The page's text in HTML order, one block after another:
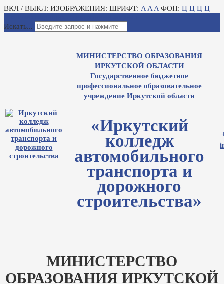
ВКЛ / ВЫКЛ: ИЗОБРАЖЕНИЯ: ШРИФТ: A A A ФОН: Ц Ц Ц Ц
Искать...
МИНИСТЕРСТВО ОБРАЗОВАНИЯ
ИРКУТСКОЙ ОБЛАСТИ
Государственное бюджетное
профессиональное образовательное
учреждение Иркутской области
«Иркутский
колледж
автомобильного
транспорта и
дорожного
строительства»
МИНИСТЕРСТВО
ОБРАЗОВАНИЯ ИРКУТСКОЙ